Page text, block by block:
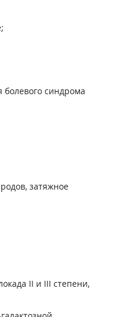
болевого синдрома
затяжное
II и III степени,